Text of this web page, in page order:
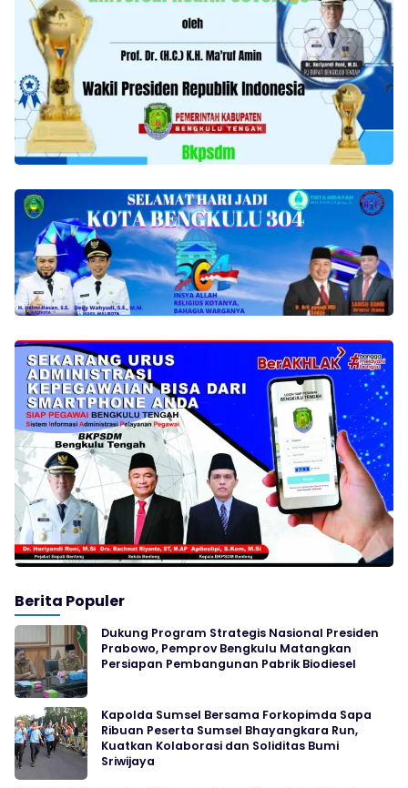
Berita Populer
Dukung Program Strategis Nasional Presiden
Prabowo, Pemprov Bengkulu Matangkan
Persiapan Pembangunan Pabrik Biodiesel
Kapolda Sumsel Bersama Forkopimda Sapa
Ribuan Peserta Sumsel Bhayangkara Run,
Kuatkan Kolaborasi dan Soliditas Bumi
Sriwijaya